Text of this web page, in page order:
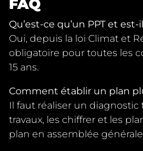
FAQ
Qu’est-ce qu’un PPT et
Oui, depuis la loi Climat et
obligatoire pour toutes les
15 ans.
Comment établir un plan
Il faut réaliser un
travaux, les chiffrer et les
plan en assemblée